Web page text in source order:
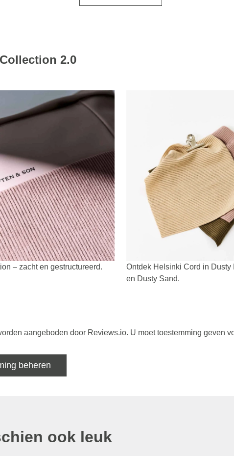
2.0
– zacht en gestructureerd.
Ontdek Helsinki Cord in Dusty
en Dusty Sand.
aangeboden door Reviews.io. U moet toestemming geven
beheren
ook leuk